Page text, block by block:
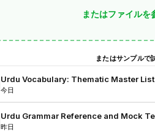
またはファイルを
またはサンプルで
Urdu Vocabulary: Thematic Master
今日
Urdu Grammar Reference and Mock
昨日